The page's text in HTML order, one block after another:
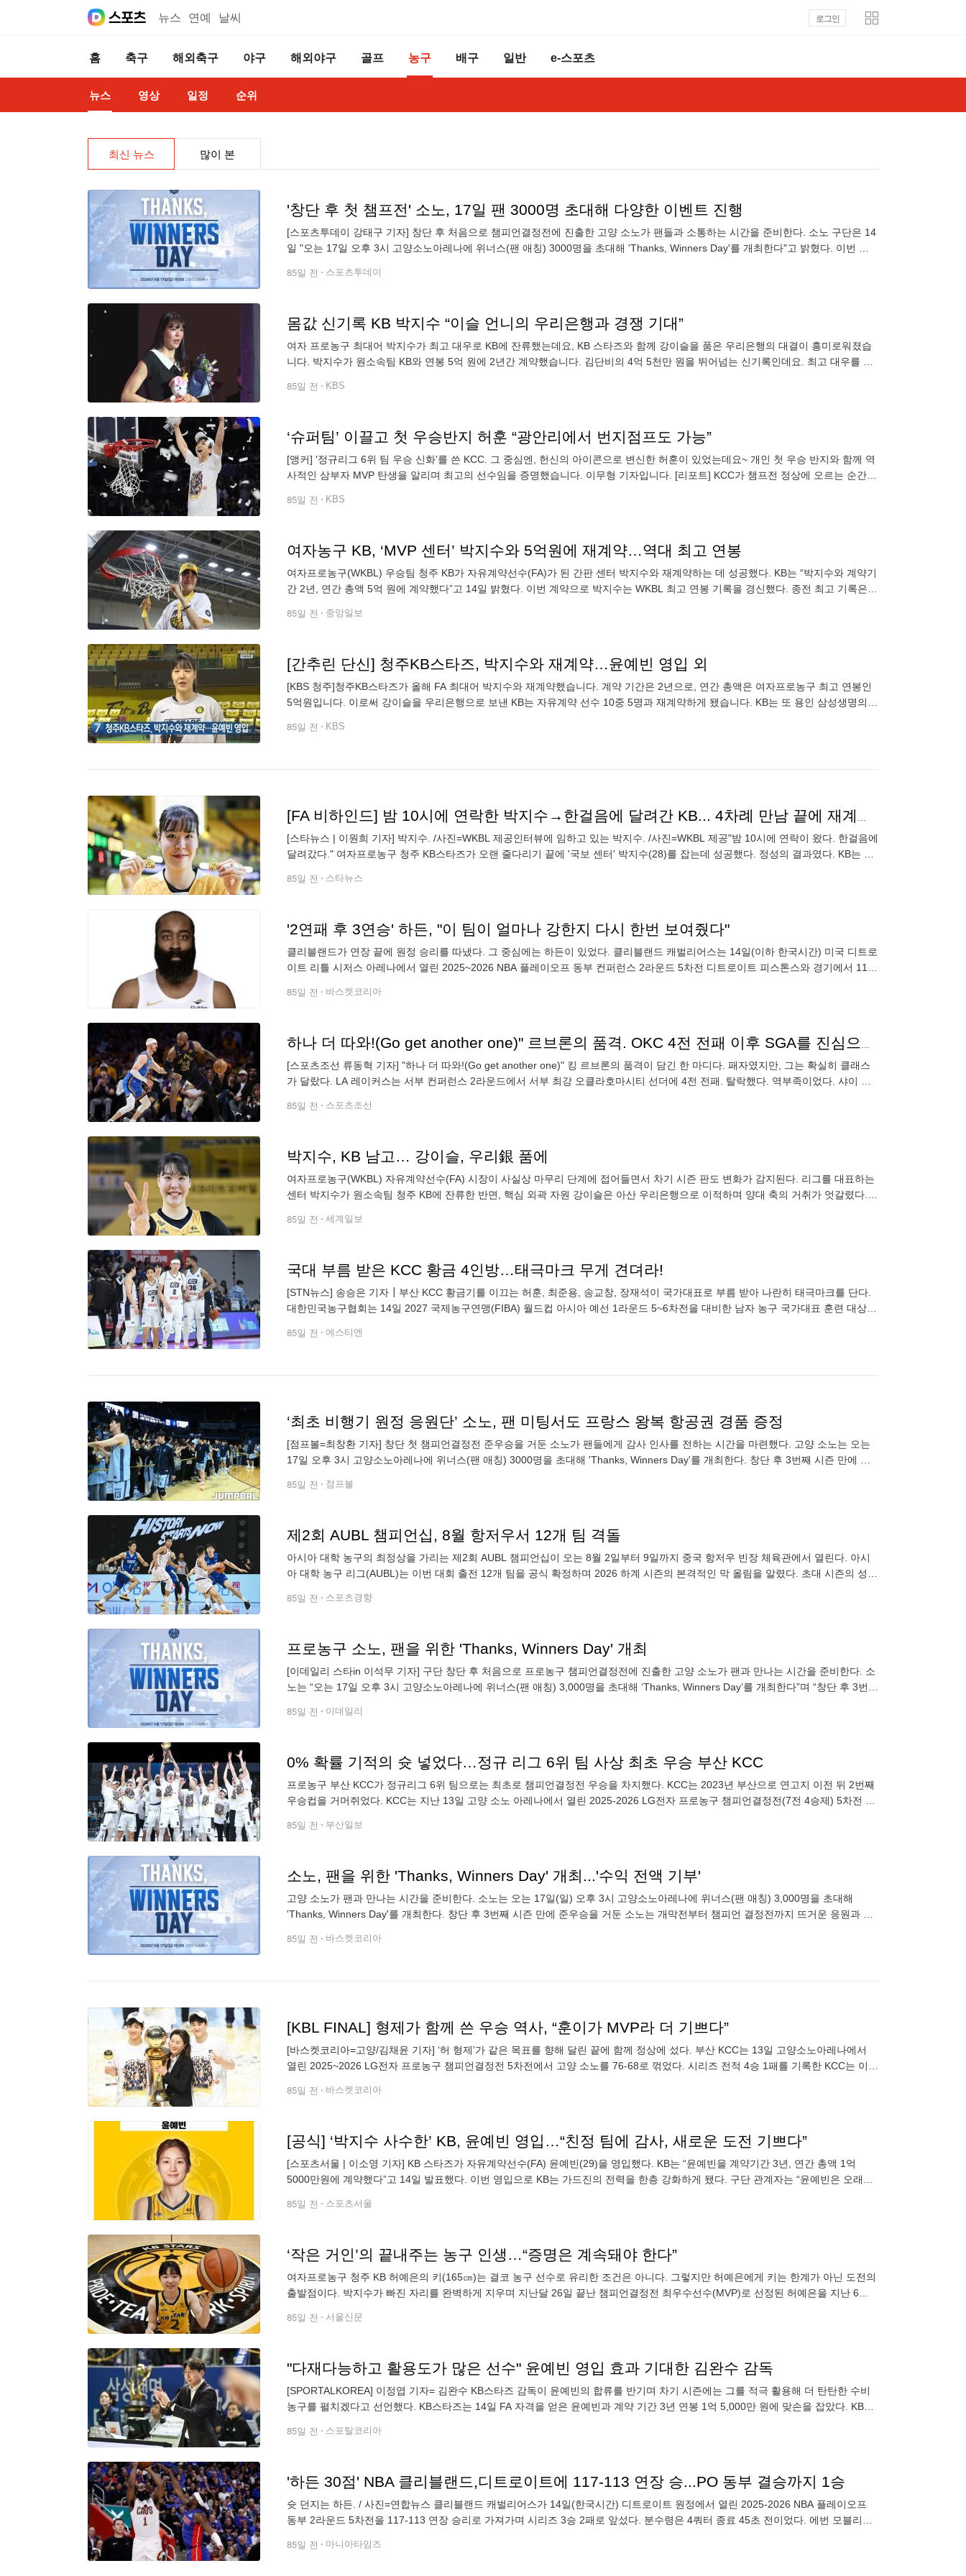
뉴스 연예 날씨 로그인
홈 축구 해외축구 야구 해외야구 골프 농구 배구 일반 e-스포츠
뉴스 영상 일정 순위
최신 뉴스 많이 본
'창단 후 첫 챔프전' 소노, 17일 팬 3000명 초대해 다양한 이벤트 진행
[스포츠투데이 강태구 기자] 창단 후 처음으로 챔피언결정전에 진출한 고양 소노가 팬들과 소통하는 시간을 준비한다. 소노 구단은 14
일 "오는 17일 오후 3시 고양소노아레나에 위너스(팬 애칭) 3000명을 초대해 'Thanks, Winners Day'를 개최한다"고 밝혔다. 이번 행
85일 전 스포츠투데이
몸값 신기록 KB 박지수 “이슬 언니의 우리은행과 경쟁 기대”
여자 프로농구 최대어 박지수가 최고 대우로 KB에 잔류했는데요, KB 스타즈와 함께 강이슬을 품은 우리은행의 대결이 흥미로워졌습
니다. 박지수가 원소속팀 KB와 연봉 5억 원에 2년간 계약했습니다. 김단비의 4억 5천만 원을 뛰어넘는 신기록인데요. 최고 대우를 약
85일 전 KBS
‘슈퍼팀’ 이끌고 첫 우승반지 허훈 “광안리에서 번지점프도 가능”
[앵커] '정규리그 6위 팀 우승 신화'를 쓴 KCC. 그 중심엔, 헌신의 아이콘으로 변신한 허훈이 있었는데요~ 개인 첫 우승 반지와 함께 역
사적인 삼부자 MVP 탄생을 알리며 최고의 선수임을 증명했습니다. 이무형 기자입니다. [리포트] KCC가 챔프전 정상에 오르는 순간,
85일 전 KBS
여자농구 KB, ‘MVP 센터’ 박지수와 5억원에 재계약…역대 최고 연봉
여자프로농구(WKBL) 우승팀 청주 KB가 자유계약선수(FA)가 된 간판 센터 박지수와 재계약하는 데 성공했다. KB는 “박지수와 계약기
간 2년, 연간 총액 5억 원에 계약했다”고 14일 밝혔다. 이번 계약으로 박지수는 WKBL 최고 연봉 기록을 경신했다. 종전 최고 기록은
85일 전 중앙일보
[간추린 단신] 청주KB스타즈, 박지수와 재계약…윤예빈 영입 외
[KBS 청주]청주KB스타즈가 올해 FA 최대어 박지수와 재계약했습니다. 계약 기간은 2년으로, 연간 총액은 여자프로농구 최고 연봉인
5억원입니다. 이로써 강이슬을 우리은행으로 보낸 KB는 자유계약 선수 10중 5명과 재계약하게 됐습니다. KB는 또 용인 삼성생명의
85일 전 KBS
[FA 비하인드] 밤 10시에 연락한 박지수→한걸음에 달려간 KB... 4차례 만남 끝에 재계약 성공
[스타뉴스 | 이원희 기자] 박지수. /사진=WKBL 제공인터뷰에 임하고 있는 박지수. /사진=WKBL 제공"밤 10시에 연락이 왔다. 한걸음에
달려갔다." 여자프로농구 청주 KB스타즈가 오랜 줄다리기 끝에 '국보 센터' 박지수(28)를 잡는데 성공했다. 정성의 결과였다. KB는 14
85일 전 스타뉴스
'2연패 후 3연승' 하든, "이 팀이 얼마나 강한지 다시 한번 보여줬다"
클리블랜드가 연장 끝에 원정 승리를 따냈다. 그 중심에는 하든이 있었다. 클리블랜드 캐벌리어스는 14일(이하 한국시간) 미국 디트로
이트 리틀 시저스 아레나에서 열린 2025~2026 NBA 플레이오프 동부 컨퍼런스 2라운드 5차전 디트로이트 피스톤스와 경기에서 116-
85일 전 바스켓코리아
하나 더 따와!(Go get another one)" 르브론의 품격. OKC 4전 전패 이후 SGA를 진심으로 축하했다
[스포츠조선 류동혁 기자] "하나 더 따와!(Go get another one)" 킹 르브론의 품격이 담긴 한 마디다. 패자였지만, 그는 확실히 클래스
가 달랐다. LA 레이커스는 서부 컨퍼런스 2라운드에서 서부 최강 오클라호마시티 선더에 4전 전패. 탈락했다. 역부족이었다. 샤이 길
85일 전 스포츠조선
박지수, KB 남고… 강이슬, 우리銀 품에
여자프로농구(WKBL) 자유계약선수(FA) 시장이 사실상 마무리 단계에 접어들면서 차기 시즌 판도 변화가 감지된다. 리그를 대표하는
센터 박지수가 원소속팀 청주 KB에 잔류한 반면, 핵심 외곽 자원 강이슬은 아산 우리은행으로 이적하며 양대 축의 거취가 엇갈렸다.
85일 전 세계일보
국대 부름 받은 KCC 황금 4인방…태극마크 무게 견뎌라!
[STN뉴스] 송승은 기자┃부산 KCC 황금기를 이끄는 허훈, 최준용, 송교창, 장재석이 국가대표로 부름 받아 나란히 태극마크를 단다.
대한민국농구협회는 14일 2027 국제농구연맹(FIBA) 월드컵 아시아 예선 1라운드 5~6차전을 대비한 남자 농구 국가대표 훈련 대상자
85일 전 에스티엔
‘최초 비행기 원정 응원단’ 소노, 팬 미팅서도 프랑스 왕복 항공권 경품 증정
[점프볼=최창환 기자] 창단 첫 챔피언결정전 준우승을 거둔 소노가 팬들에게 감사 인사를 전하는 시간을 마련했다. 고양 소노는 오는
17일 오후 3시 고양소노아레나에 위너스(팬 애칭) 3000명을 초대해 'Thanks, Winners Day'를 개최한다. 창단 후 3번째 시즌 만에 준
85일 전 점프볼
제2회 AUBL 챔피언십, 8월 항저우서 12개 팀 격돌
아시아 대학 농구의 최정상을 가리는 제2회 AUBL 챔피언십이 오는 8월 2일부터 9일까지 중국 항저우 빈장 체육관에서 열린다. 아시
아 대학 농구 리그(AUBL)는 이번 대회 출전 12개 팀을 공식 확정하며 2026 하계 시즌의 본격적인 막 올림을 알렸다. 초대 시즌의 성공
85일 전 스포츠경향
프로농구 소노, 팬을 위한 'Thanks, Winners Day' 개최
[이데일리 스타in 이석무 기자] 구단 창단 후 처음으로 프로농구 챔피언결정전에 진출한 고양 소노가 팬과 만나는 시간을 준비한다. 소
노는 “오는 17일 오후 3시 고양소노아레나에 위너스(팬 애칭) 3,000명을 초대해 ‘Thanks, Winners Day’를 개최한다”며 “창단 후 3번째
85일 전 이데일리
0% 확률 기적의 슛 넣었다…정규 리그 6위 팀 사상 최초 우승 부산 KCC
프로농구 부산 KCC가 정규리그 6위 팀으로는 최초로 챔피언결정전 우승을 차지했다. KCC는 2023년 부산으로 연고지 이전 뒤 2번째
우승컵을 거머쥐었다. KCC는 지난 13일 고양 소노 아레나에서 열린 2025-2026 LG전자 프로농구 챔피언결정전(7전 4승제) 5차전 원
85일 전 부산일보
소노, 팬을 위한 'Thanks, Winners Day' 개최...'수익 전액 기부'
고양 소노가 팬과 만나는 시간을 준비한다. 소노는 오는 17일(일) 오후 3시 고양소노아레나에 위너스(팬 애칭) 3,000명을 초대해
'Thanks, Winners Day'를 개최한다. 창단 후 3번째 시즌 만에 준우승을 거둔 소노는 개막전부터 챔피언 결정전까지 뜨거운 응원과 격
85일 전 바스켓코리아
[KBL FINAL] 형제가 함께 쓴 우승 역사, “훈이가 MVP라 더 기쁘다”
[바스켓코리아=고양/김채윤 기자] ‘허 형제’가 같은 목표를 향해 달린 끝에 함께 정상에 섰다. 부산 KCC는 13일 고양소노아레나에서
열린 2025~2026 LG전자 프로농구 챔피언결정전 5차전에서 고양 소노를 76-68로 꺾었다. 시리즈 전적 4승 1패를 기록한 KCC는 이로
85일 전 바스켓코리아
[공식] ‘박지수 사수한’ KB, 윤예빈 영입…“친정 팀에 감사, 새로운 도전 기쁘다”
[스포츠서울 | 이소영 기자] KB 스타즈가 자유계약선수(FA) 윤예빈(29)을 영입했다. KB는 “윤예빈을 계약기간 3년, 연간 총액 1억
5000만원에 계약했다”고 14일 발표했다. 이번 영입으로 KB는 가드진의 전력을 한층 강화하게 됐다. 구단 관계자는 “윤예빈은 오래전
85일 전 스포츠서울
‘작은 거인’의 끝내주는 농구 인생…“증명은 계속돼야 한다”
여자프로농구 청주 KB 허예은의 키(165㎝)는 결코 농구 선수로 유리한 조건은 아니다. 그렇지만 허예은에게 키는 한계가 아닌 도전의
출발점이다. 박지수가 빠진 자리를 완벽하게 지우며 지난달 26일 끝난 챔피언결정전 최우수선수(MVP)로 선정된 허예은을 지난 6일
85일 전 서울신문
"다재다능하고 활용도가 많은 선수" 윤예빈 영입 효과 기대한 김완수 감독
[SPORTALKOREA] 이정엽 기자= 김완수 KB스타즈 감독이 윤예빈의 합류를 반기며 차기 시즌에는 그를 적극 활용해 더 탄탄한 수비
농구를 펼치겠다고 선언했다. KB스타즈는 14일 FA 자격을 얻은 윤예빈과 계약 기간 3년 연봉 1억 5,000만 원에 맞손을 잡았다. KB스
85일 전 스포탈코리아
'하든 30점' NBA 클리블랜드,디트로이트에 117-113 연장 승...PO 동부 결승까지 1승
슛 던지는 하든. / 사진=연합뉴스 클리블랜드 캐벌리어스가 14일(한국시간) 디트로이트 원정에서 열린 2025-2026 NBA 플레이오프
동부 2라운드 5차전을 117-113 연장 승리로 가져가며 시리즈 3승 2패로 앞섰다. 분수령은 4쿼터 종료 45초 전이었다. 에번 모블리의
85일 전 마니아타임즈